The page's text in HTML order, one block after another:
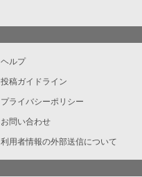
ヘルプ
投稿ガイドライン
プライバシーポリシー
お問い合わせ
利用者情報の外部送信について